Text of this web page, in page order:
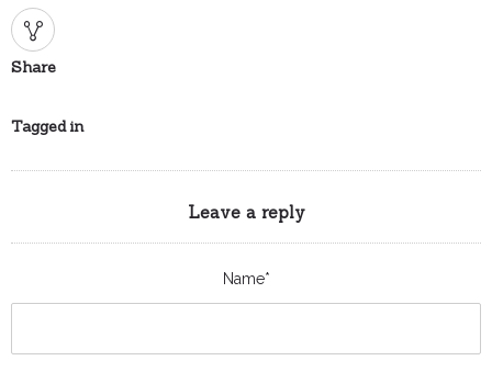
Share
Tagged in
Leave a reply
Name*